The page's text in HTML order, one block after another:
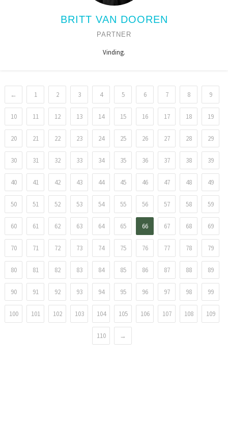
BRITT VAN DOOREN
PARTNER
Vinding.
← 1 2 3 4 5 6 7 8 9
10 11 12 13 14 15 16 17 18 19
20 21 22 23 24 25 26 27 28 29
30 31 32 33 34 35 36 37 38 39
40 41 42 43 44 45 46 47 48 49
50 51 52 53 54 55 56 57 58 59
60 61 62 63 64 65 66 67 68 69
70 71 72 73 74 75 76 77 78 79
80 81 82 83 84 85 86 87 88 89
90 91 92 93 94 95 96 97 98 99
100 101 102 103 104 105 106 107 108 109
110 →